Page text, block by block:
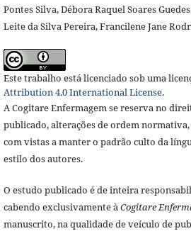
Pontes Silva, Débora Raquel Soares
Leite da Silva Pereira, Francilene Jane
Este trabalho está licenciado sob uma
Attribution 4.0 International License.
A Cogitare Enfermagem se reserva no
publicado, alterações de ordem
com vistas a manter o padrão culto da
estilo dos autores.
O estudo publicado é de inteira
cabendo exclusivamente àCogitare
manuscrito, na qualidade de veículo de